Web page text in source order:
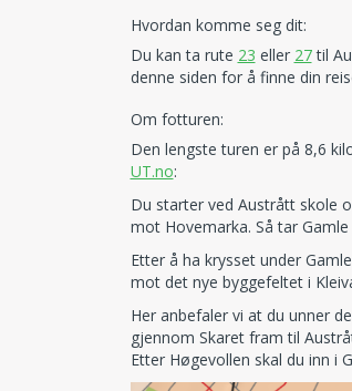
Hvordan komme seg dit:
Du kan ta rute 23 eller 27til
denne siden for å finne din
Om fotturen:
Den lengste turen er på 8,6
UT.no:
Du starter ved Austrått skole
mot Hovemarka. Så tar
Etter å ha krysset under
mot det nye byggefeltet i
Her anbefaler vi at du unner
gjennom Skaret fram til
Etter Høgevollen skal du inn i